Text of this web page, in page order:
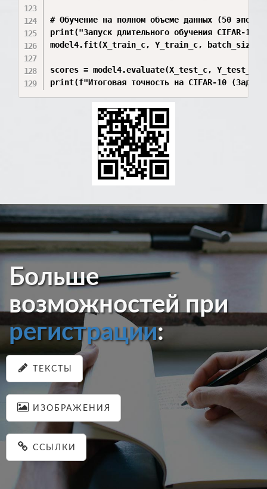
# Обучение на полном объеме данных (50
print("Запуск длительного обучения CIFAR-
model4.fit(X_train_c, Y_train_c,
scores = model4.evaluate(X_test_c, Y_test_c,
print(f"Итоговая точность на CIFAR-10
Больше
возможностей при
регистрации:
ТЕКСТЫ
ИЗОБРАЖЕНИЯ
ССЫЛКИ